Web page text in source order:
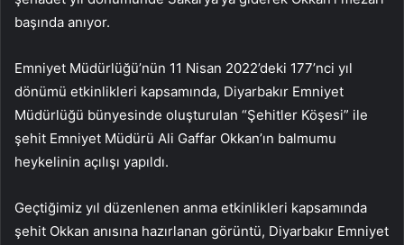
başında anıyor.
Emniyet Müdürlüğü’nün 11 Nisan 2022’deki 177’nci yıl
dönümü etkinlikleri kapsamında, Diyarbakır Emniyet
Müdürlüğü bünyesinde oluşturulan “Şehitler Köşesi” ile
şehit Emniyet Müdürü Ali Gaffar Okkan’ın balmumu
heykelinin açılışı yapıldı.
Geçtiğimiz yıl düzenlenen anma etkinlikleri kapsamında
şehit Okkan anısına hazırlanan görüntü, Diyarbakır Emniyet